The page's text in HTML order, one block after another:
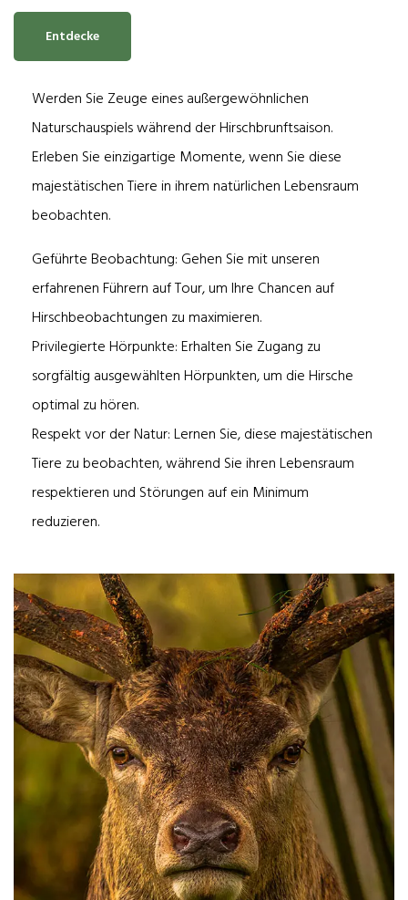
Entdecke
Werden Sie Zeuge eines außergewöhnlichen
Naturschauspiels während der Hirschbrunftsaison.
Erleben Sie einzigartige Momente, wenn Sie diese
majestätischen Tiere in ihrem natürlichen Lebensraum
beobachten.
Geführte Beobachtung: Gehen Sie mit unseren
erfahrenen Führern auf Tour, um Ihre Chancen auf
Hirschbeobachtungen zu maximieren.
Privilegierte Hörpunkte: Erhalten Sie Zugang zu
sorgfältig ausgewählten Hörpunkten, um die Hirsche
optimal zu hören.
Respekt vor der Natur: Lernen Sie, diese majestätischen
Tiere zu beobachten, während Sie ihren Lebensraum
respektieren und Störungen auf ein Minimum
reduzieren.